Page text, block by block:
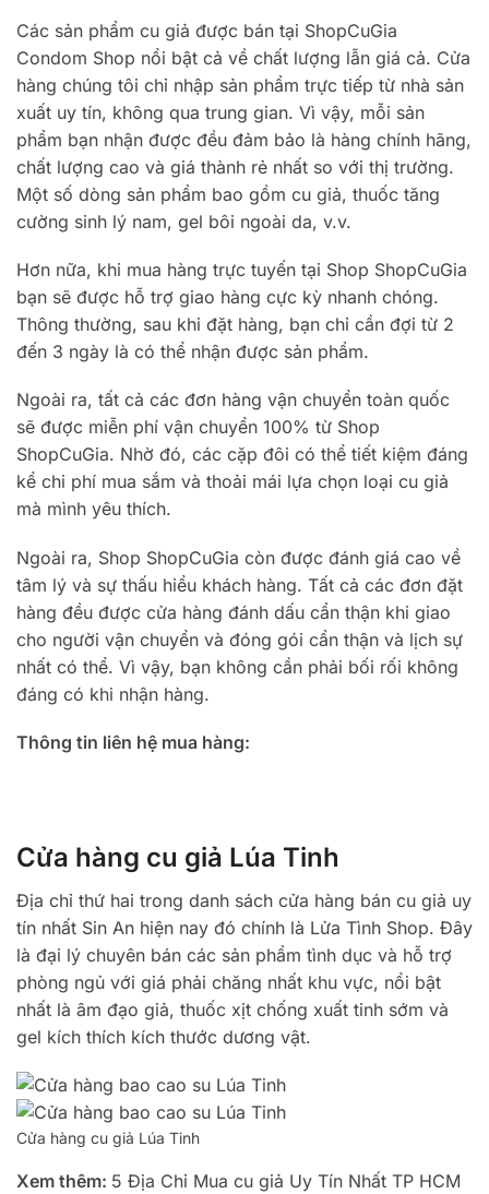
Các sản phẩm cu giả được bán tại ShopCuGia
Condom Shop nổi bật cả về chất lượng lẫn giá cả. Cửa
hàng chúng tôi chỉ nhập sản phẩm trực tiếp từ nhà sản
xuất uy tín, không qua trung gian. Vì vậy, mỗi sản
phẩm bạn nhận được đều đảm bảo là hàng chính hãng,
chất lượng cao và giá thành rẻ nhất so với thị trường.
Một số dòng sản phẩm bao gồm cu giả, thuốc tăng
cường sinh lý nam, gel bôi ngoài da, v.v.
Hơn nữa, khi mua hàng trực tuyến tại Shop ShopCuGia
bạn sẽ được hỗ trợ giao hàng cực kỳ nhanh chóng.
Thông thường, sau khi đặt hàng, bạn chỉ cần đợi từ 2
đến 3 ngày là có thể nhận được sản phẩm.
Ngoài ra, tất cả các đơn hàng vận chuyển toàn quốc
sẽ được miễn phí vận chuyển 100% từ Shop
ShopCuGia. Nhờ đó, các cặp đôi có thể tiết kiệm đáng
kể chi phí mua sắm và thoải mái lựa chọn loại cu giả
mà mình yêu thích.
Ngoài ra, Shop ShopCuGia còn được đánh giá cao về
tâm lý và sự thấu hiểu khách hàng. Tất cả các đơn đặt
hàng đều được cửa hàng đánh dấu cẩn thận khi giao
cho người vận chuyển và đóng gói cẩn thận và lịch sự
nhất có thể. Vì vậy, bạn không cần phải bối rối không
đáng có khi nhận hàng.
Thông tin liên hệ mua hàng:
Cửa hàng cu giả Lúa Tinh
Địa chỉ thứ hai trong danh sách cửa hàng bán cu giả uy
tín nhất Sin An hiện nay đó chính là Lửa Tình Shop. Đây
là đại lý chuyên bán các sản phẩm tình dục và hỗ trợ
phòng ngủ với giá phải chăng nhất khu vực, nổi bật
nhất là âm đạo giả, thuốc xịt chống xuất tinh sớm và
gel kích thích kích thước dương vật.
Cửa hàng cu giả Lúa Tinh
Xem thêm: 5 Địa Chỉ Mua cu giả Uy Tín Nhất TP HCM